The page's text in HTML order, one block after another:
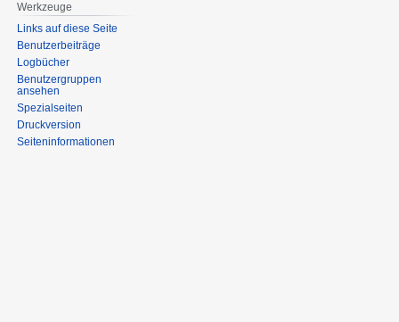
Werkzeuge
Links auf diese Seite
Benutzerbeiträge
Logbücher
Benutzergruppen
ansehen
Spezialseiten
Druckversion
Seiten­informationen